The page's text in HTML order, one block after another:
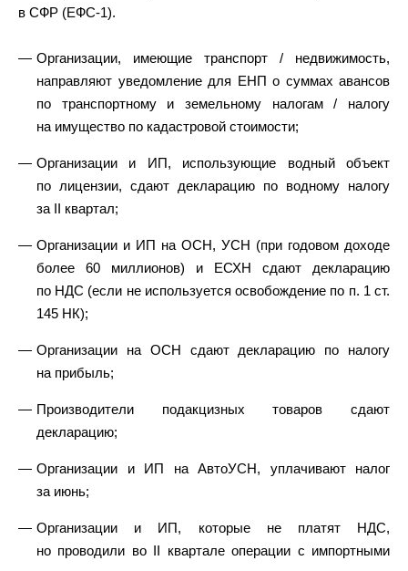
в СФР (ЕФС-1).
Организации, имеющие транспорт / недвижимость,
направляют уведомление для ЕНП о суммах авансов
по транспортному и земельному налогам / налогу
на имущество по кадастровой стоимости;
Организации и ИП, использующие водный объект
по лицензии, сдают декларацию по водному налогу
за II квартал;
Организации и ИП на ОСН, УСН (при годовом доходе
более 60 миллионов) и ЕСХН сдают декларацию
по НДС (если не используется освобождение по п. 1 ст.
145 НК);
Организации на ОСН сдают декларацию по налогу
на прибыль;
Производители подакцизных товаров сдают
декларацию;
Организации и ИП на АвтоУСН, уплачивают налог
за июнь;
Организации и ИП, которые не платят НДС,
но проводили во II квартале операции с импортными